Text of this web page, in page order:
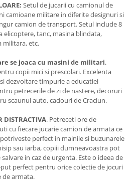
Setul de jucarii cu camionul de
camioane militare in diferite designuri si
camion de transport. Setul include 8
elicoptere, tanc, masina blindata,
militara, etc.
se joaca cu masini de militari.
copii mici si prescolari. Excelenta
dezvoltare timpurie a educatiei
petrecerile de zi de nastere, decoruri
scaunul auto, cadouri de Craciun.
DISTRACTIVA. Petreceti ore de
cu fiecare jucarie camion de armata ce
perfect in mainile si buzunarele
sau iarba, copiii dumneavoastra pot
in caz de urgenta. Este o ideea de
perfect pentru orice colectie de jocuri
de armata.